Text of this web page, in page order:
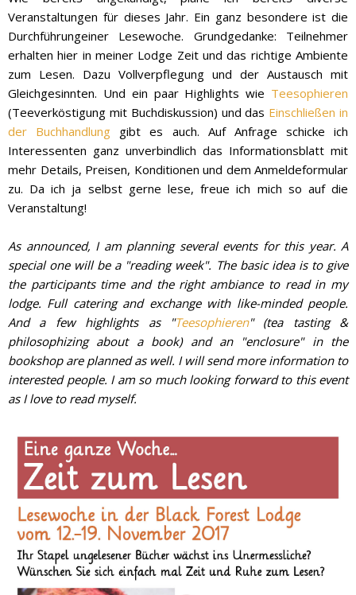
Veranstaltungen für dieses Jahr. Ein ganz besondere ist die
Durchführungeiner Lesewoche. Grundgedanke: Teilnehmer
erhalten hier in meiner Lodge Zeit und das richtige Ambiente
zum Lesen. Dazu Vollverpflegung und der Austausch mit
Gleichgesinnten. Und ein paar Highlights wie Teesophieren
(Teeverköstigung mit Buchdiskussion) und das Einschließen in
der Buchhandlung gibt es auch. Auf Anfrage schicke ich
Interessenten ganz unverbindlich das Informationsblatt mit
mehr Details, Preisen, Konditionen und dem Anmeldeformular
zu. Da ich ja selbst gerne lese, freue ich mich so auf die
Veranstaltung!
As announced, I am planning several events for this year. A
special one will be a "reading week". The basic idea is to give
the participants time and the right ambiance to read in my
lodge. Full catering and exchange with like-minded people.
And a few highlights as "Teesophieren" (tea tasting &
philosophizing about a book) and an "enclosure" in the
bookshop are planned as well. I will send more information to
interested people. I am so much looking forward to this event
as I love to read myself.